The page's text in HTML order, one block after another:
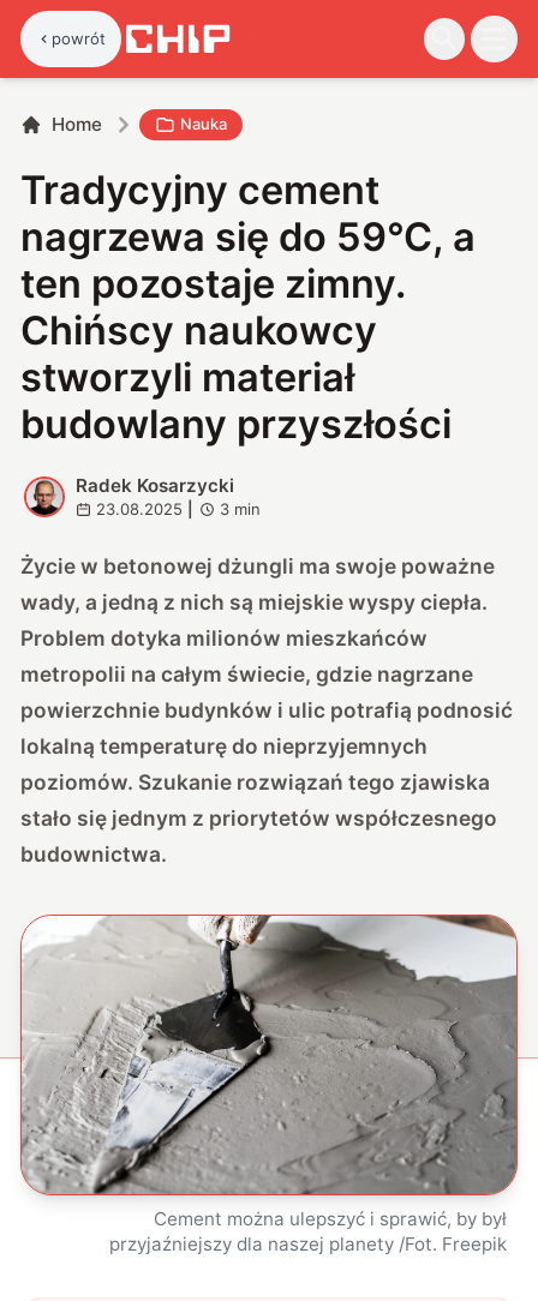
powrót
Home Nauka
Tradycyjny cement
nagrzewa się do 59°C, a
ten pozostaje zimny.
Chińscy naukowcy
stworzyli materiał
budowlany przyszłości
R
Radek Kosarzycki
23.08.2025 3 min
Życie w betonowej dżungli ma swoje poważne
wady, a jedną z nich są miejskie wyspy ciepła.
Problem dotyka milionów mieszkańców
metropolii na całym świecie, gdzie nagrzane
powierzchnie budynków i ulic potrafią podnosić
lokalną temperaturę do nieprzyjemnych
poziomów. Szukanie rozwiązań tego zjawiska
stało się jednym z priorytetów współczesnego
budownictwa.
Cement można ulepszyć i sprawić, by był
przyjaźniejszy dla naszej planety /Fot. Freepik